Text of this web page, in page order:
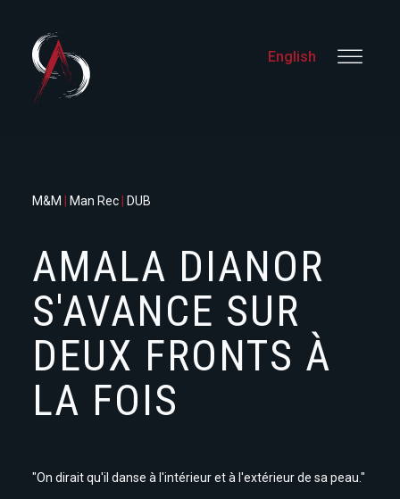
English
M&M Man Rec DUB
AMALA DIANOR
S'AVANCE SUR
DEUX FRONTS À
LA FOIS
"On dirait qu'il danse à l'intérieur et à l'extérieur de sa peau."